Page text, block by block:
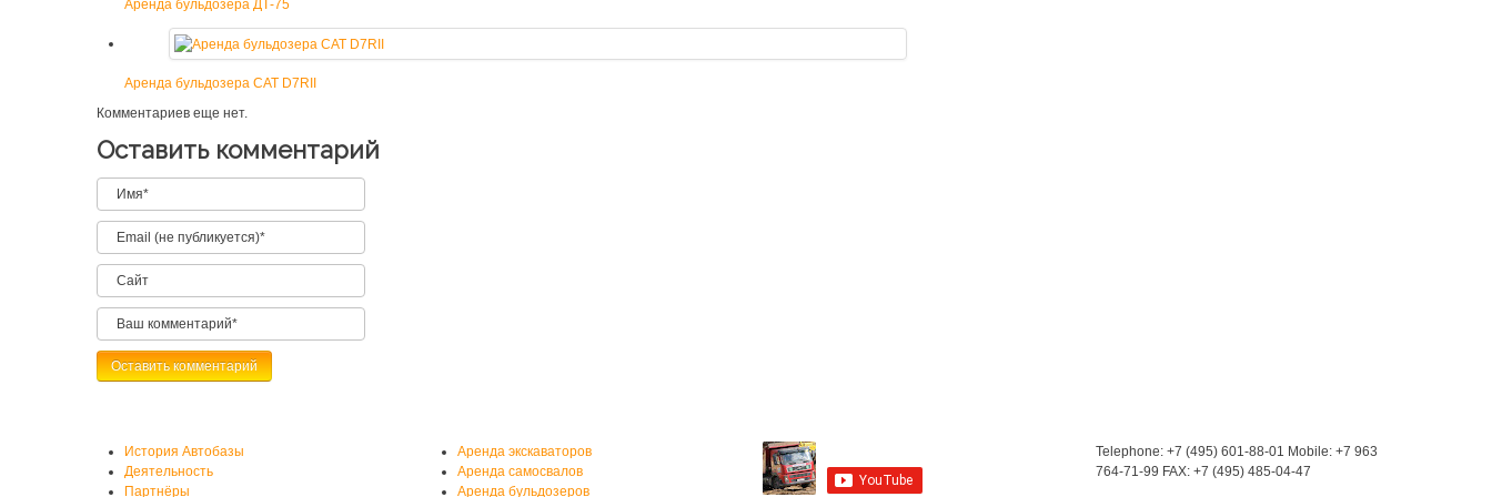
Аренда бульдозера ДТ-75
Аренда бульдозера CAT D7RII
Комментариев еще нет.
Оставить комментарий
История Автобазы
Деятельность
Партнёры
Аренда экскаваторов
Аренда самосвалов
Аренда бульдозеров
Telephone: +7 (495) 601-88-01 Mobile: +7 963
764-71-99 FAX: +7 (495) 485-04-47